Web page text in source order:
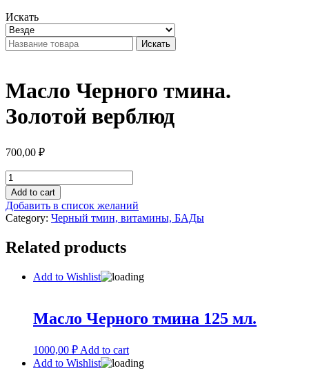
Искать
Искать
Масло Черного тмина.
Золотой верблюд
700,00 ₽
Масло
Черного
тмина.
Золотой
верблюд
Add to cart
Добавить в список желаний
Category: Черный тмин, витамины, БАДы
Related products
Add to Wishlist
Масло Черного тмина 125 мл.
1000,00 ₽ Add to cart
Add to Wishlist